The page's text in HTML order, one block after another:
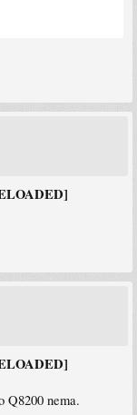
Q8200 nema.